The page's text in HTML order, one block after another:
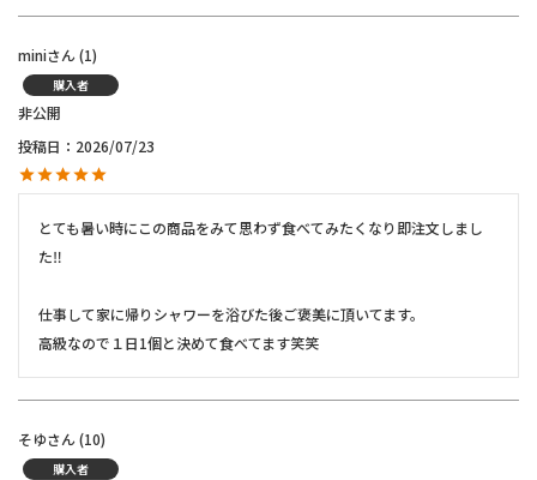
mini 1
購入者
非公開
投稿日
2026/07/23
とても暑い時にこの商品をみて思わず食べてみたくなり即注文しまし
た‼️
仕事して家に帰りシャワーを浴びた後ご褒美に頂いてます。
高級なので１日1個と決めて食べてます笑笑
そゆ 10
購入者